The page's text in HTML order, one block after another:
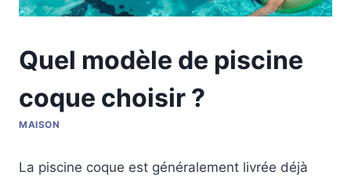
Quel modèle de piscine
coque choisir ?
MAISON
La piscine coque est généralement livrée déjà